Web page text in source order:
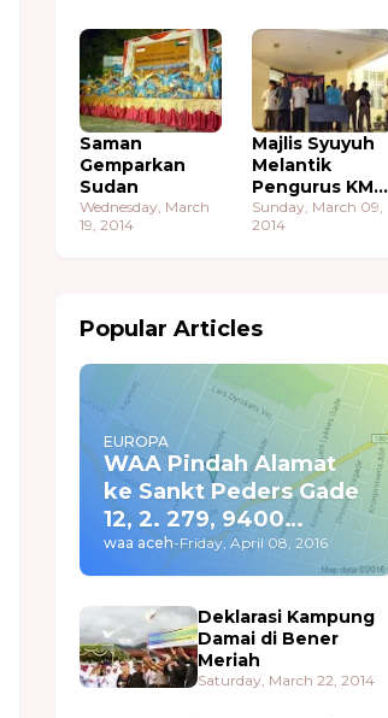
Saman
Gemparkan
Sudan
Wednesday, March
19, 2014
Majlis Syuyuh
Melantik
Pengurus KMA
Sudan
Sunday, March 09,
2014
Popular Articles
EUROPA
WAA Pindah Alamat
ke Sankt Peders Gade
12, 2. 279, 9400
Nørresundby
waa aceh-Friday, April 08, 2016
Deklarasi Kampung
Damai di Bener
Meriah
Saturday, March 22, 2014